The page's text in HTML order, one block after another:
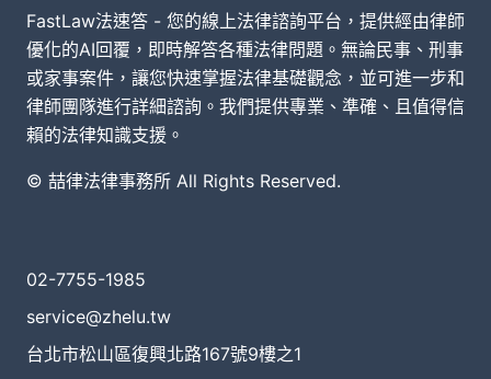
FastLaw法速答 - 您的線上法律諮詢平台，提供經由律師
優化的AI回覆，即時解答各種法律問題。無論民事、刑事
或家事案件，讓您快速掌握法律基礎觀念，並可進一步和
律師團隊進行詳細諮詢。我們提供專業、準確、且值得信
賴的法律知識支援。
© 喆律法律事務所 All Rights Reserved.
02-7755-1985
service@zhelu.tw
台北市松山區復興北路167號9樓之1